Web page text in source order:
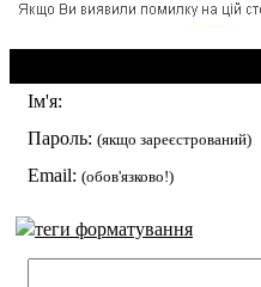
Ім'я:
Пароль: (якщо зареєстрований)
Email: (обов'язково!)
теги форматування